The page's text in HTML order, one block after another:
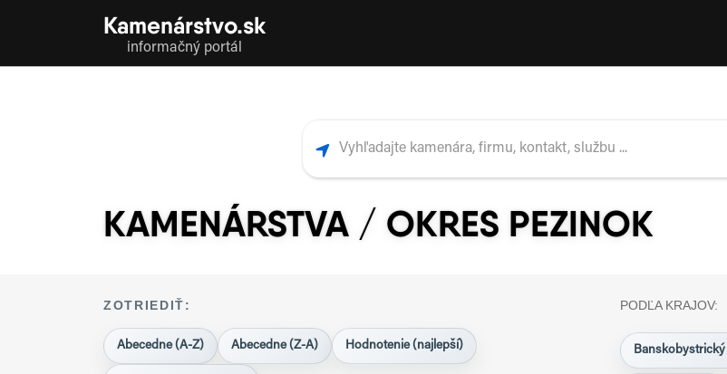
Kamenárstvo.sk
informačný portál
KAMENÁRSTVA / OKRES PEZINOK
ZOTRIEDIŤ:
Abecedne (A-Z) Abecedne (Z-A) Hodnotenie (najlepší)
PODĽA KRAJOV:
Banskobystrický